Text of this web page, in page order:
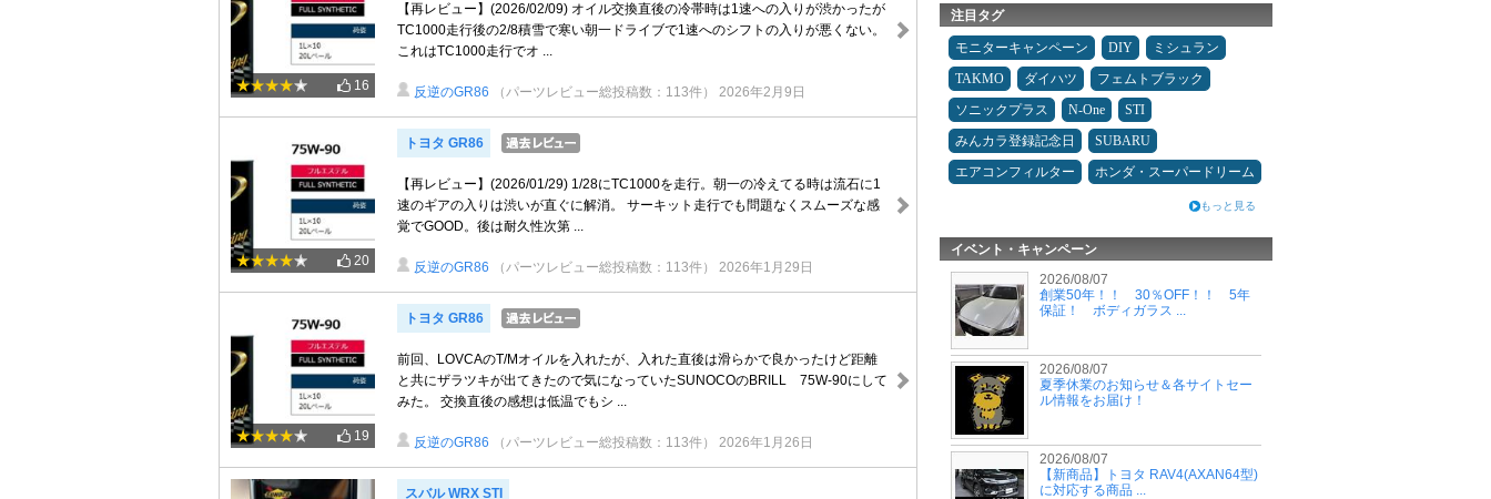
16
【再レビュー】(2026/02/09) オイル交換直後の冷帯時は1速への入りが渋かったが
TC1000走行後の2/8積雪で寒い朝一ドライブで1速へのシフトの入りが悪くない。
これはTC1000走行でオ ...
反逆のGR86 （パーツレビュー総投稿数：113件） 2026年2月9日
20
トヨタ GR86
【再レビュー】(2026/01/29) 1/28にTC1000を走行。朝一の冷えてる時は流石に1
速のギアの入りは渋いが直ぐに解消。 サーキット走行でも問題なくスムーズな感
覚でGOOD。後は耐久性次第 ...
反逆のGR86 （パーツレビュー総投稿数：113件） 2026年1月29日
19
トヨタ GR86
前回、LOVCAのT/Mオイルを入れたが、入れた直後は滑らかで良かったけど距離
と共にザラツキが出てきたので気になっていたSUNOCOのBRILL 75W-90にして
みた。 交換直後の感想は低温でもシ ...
反逆のGR86 （パーツレビュー総投稿数：113件） 2026年1月26日
スバル WRX STI
注目タグ
モニターキャンペーン DIY
ミシュラン
TAKMO
ダイハツ
フェムトブラック
ソニックプラス
N-One
STI
みんカラ登録記念日
SUBARU
エアコンフィルター
ホンダ・スーパードリーム
もっと見る
イベント・キャンペーン
2026/08/07
創業50年！！ 30％OFF！！ 5年
保証！ ボディガラス ...
2026/08/07
夏季休業のお知らせ＆各サイトセー
ル情報をお届け！
2026/08/07
【新商品】トヨタ RAV4(AXAN64型)
に対応する商品 ...